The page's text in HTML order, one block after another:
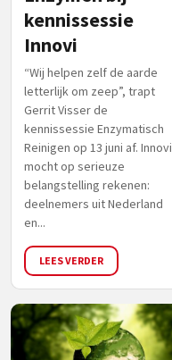
kennissessie
Innovi
“Wij helpen zelf de aarde
letterlijk om zeep”, trapt
Gerrit Visser de
kennissessie Enzymatisch
Reinigen op 13 juni af. Innovi
mocht op serieuze
belangstelling rekenen:
deelnemers uit Nederland
en...
LEES VERDER